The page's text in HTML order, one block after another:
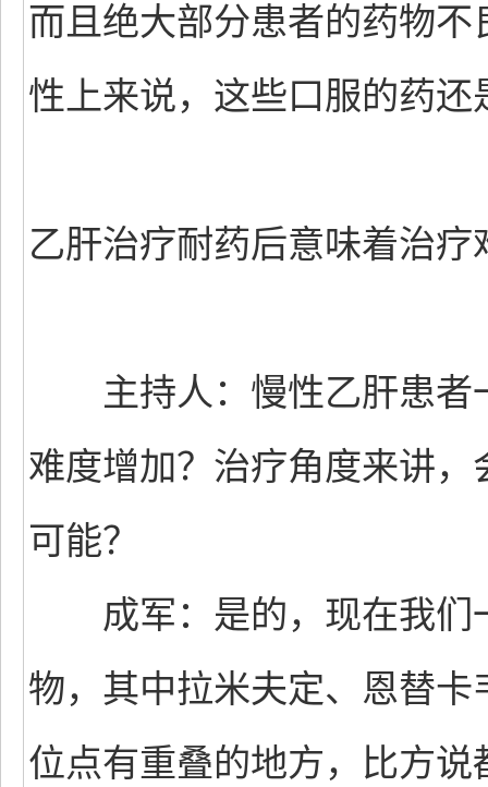
而且绝大部分患者的药物
性上来说，这些口服的药还
乙肝治疗耐药后意味着治疗
主持人：慢性乙肝患者
难度增加？治疗角度来讲
可能？
成军：是的，现在我们
物，其中拉米夫定、恩替
位点有重叠的地方，比方